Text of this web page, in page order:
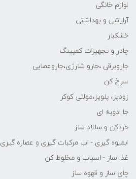
لوازم خانگی
آرایشی و بهداشتی
خشکبار
چادر و تجهیزات کمپینگ
جاروبرقی ،جارو شارژی،جاروعصایی
سرخ کن
زودپز، پلوپز،مولتی کوکر
جا ادویه ای
خردکن و سالاد ساز
ابمیوه گیری - اب مرکبات گیری و عصاره گیری
غذا ساز - اسیاب و مخلوط کن
چای ساز و قهوه ساز